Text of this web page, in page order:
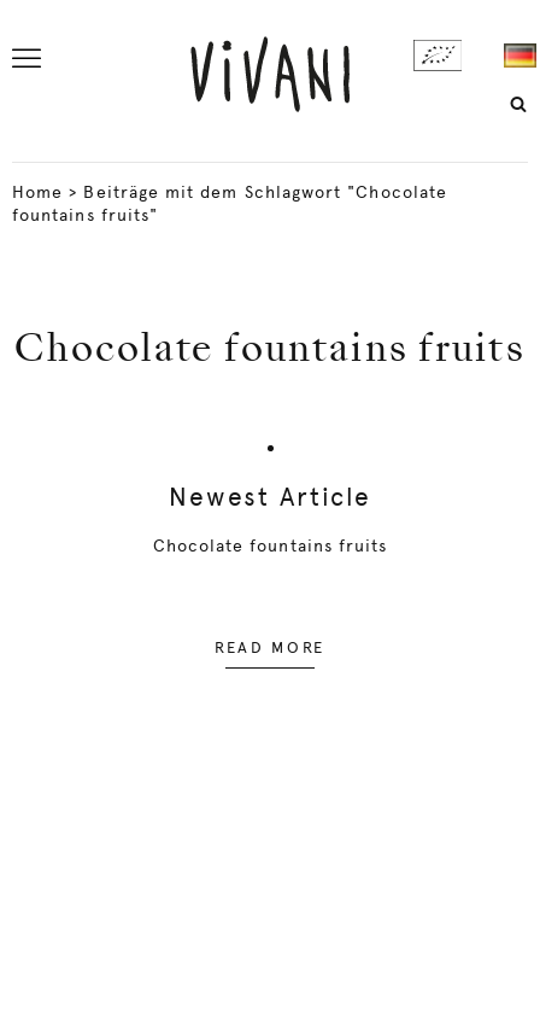
Home > Beiträge mit dem Schlagwort "Chocolate
fountains fruits"
Chocolate fountains fruits
Newest Article
Chocolate fountains fruits
READ MORE